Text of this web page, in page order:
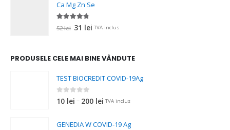
a
fost:
25 lei.
este:
Ca Mg Zn Se
out of 5
52lei Prețul
fost:
31 lei Prețul
31 lei.
TVA inclus
PRODUSELE CELE MAI BINE VÂNDUTE
TEST BIOCREDIT COVID-19Ag
0 out of 5
10 lei – 200 lei Interval
prețuri:
TVA inclus
GENEDIA W COVID-19 Ag